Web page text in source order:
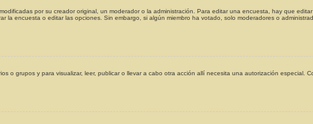
por su creador original, un moderador o la administración. Para editar una encuesta, hay que
la encuesta o editar las opciones. Sin embargo, si algún miembro ha votado, solo moderadores o
o grupos y para visualizar, leer, publicar o llevar a cabo otra acción allí necesita una autorización especial.